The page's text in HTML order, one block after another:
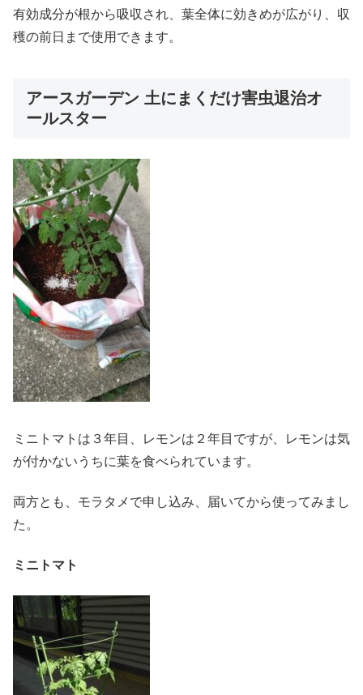
有効成分が根から吸収され、葉全体に効きめが広がり、収
穫の前日まで使用できます。
アースガーデン 土にまくだけ害虫退治オ
ールスター
ミニトマトは３年目、レモンは２年目ですが、レモンは気
が付かないうちに葉を食べられています。
両方とも、モラタメで申し込み、届いてから使ってみまし
た。
ミニトマト